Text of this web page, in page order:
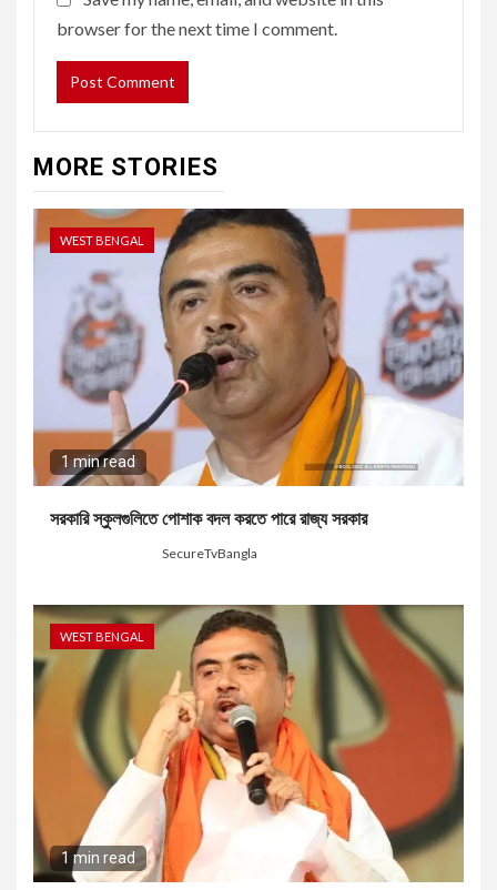
browser for the next time I comment.
MORE STORIES
WEST BENGAL
1 min read
সরকারি স্কুলগুলিতে পোশাক বদল করতে পারে রাজ্য সরকার
SecureTvBangla
WEST BENGAL
1 min read